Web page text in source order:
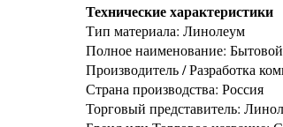
Технические характеристики
Тип материала: Линолеум
Полное наименование:
Производитель / Разработка
Страна производства: Россия
Торговый представитель: